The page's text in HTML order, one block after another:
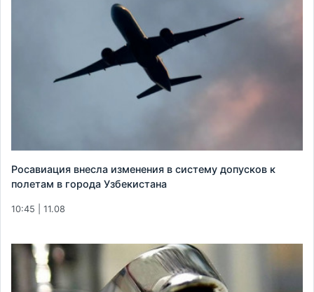
Росавиация внесла изменения в систему допусков к
полетам в города Узбекистана
10:45 | 11.08